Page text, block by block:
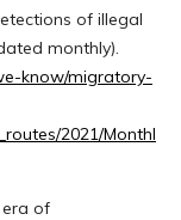
of illegal
monthly).
know/migratory-
2021/Monthl
era of